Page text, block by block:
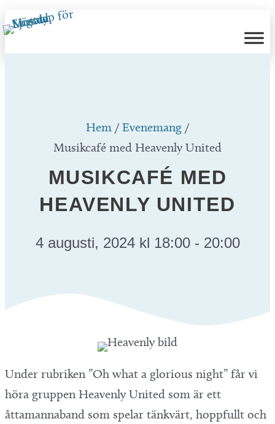
Hoppa
till
innehåll
Hem /Evenemang /
Musikcafé med Heavenly United
MUSIKCAFÉ MED
HEAVENLY UNITED
4 augusti, 2024 kl 18:00- 20:00
Under rubriken ”Oh what a glorious night” får vi
höra gruppen Heavenly United som är ett
åttamannaband som spelar tänkvärt, hoppfullt och